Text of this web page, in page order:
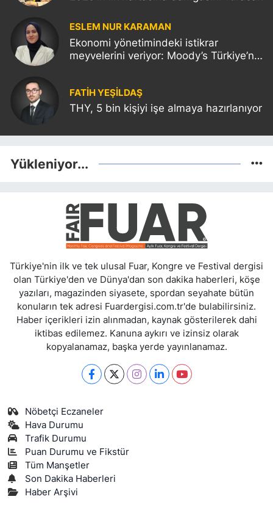
ESLEM NUR KARAMAN
Ekonomi yönetimindeki istikrar
meyvelerini veriyor: Moody’s Türkiye’nin
FATIH YEŞİLDAŞ
THY, 5 bin kişiyi işe almaya hazırlanıyor
Yükleniyor...
Türkiye'nin ilk ve tek ulusal Fuar, Kongre ve Festival dergisi
olan Türkiye'den ve Dünya'dan son dakika haberleri, köşe
yazıları, magazinden siyasete, spordan seyahate bütün
konuların tek adresi Fuardergisi.com.tr'de bulabilirsiniz.
Haber içerikleri izin alınmadan, kaynak gösterilerek dahi
iktibas edilemez. Kanuna aykırı ve izinsiz olarak
kopyalanamaz, başka yerde yayınlanamaz.
Nöbetçi Eczaneler
Hava Durumu
Trafik Durumu
Puan Durumu ve Fikstür
Tüm Manşetler
Son Dakika Haberleri
Haber Arşivi